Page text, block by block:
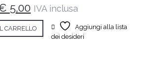
5,00 Il
prezzo
attuale
IVA inclusa
CARRELLO
Aggiungi alla lista
dei desideri